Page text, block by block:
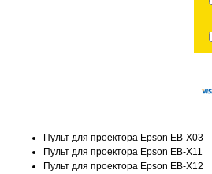
Пульт для проектора Epson EB-X03
Пульт для проектора Epson EB-X11
Пульт для проектора Epson EB-X12